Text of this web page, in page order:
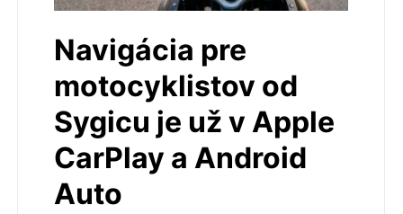
Navigácia pre
motocyklistov od
Sygicu je už v Apple
CarPlay a Android
Auto